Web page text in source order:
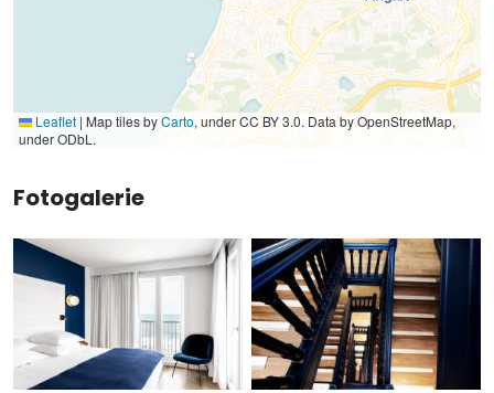
Leaflet | Map tiles byCarto, under CC BY 3.0. Data by OpenStreetMap,
under ODbL.
Fotogalerie